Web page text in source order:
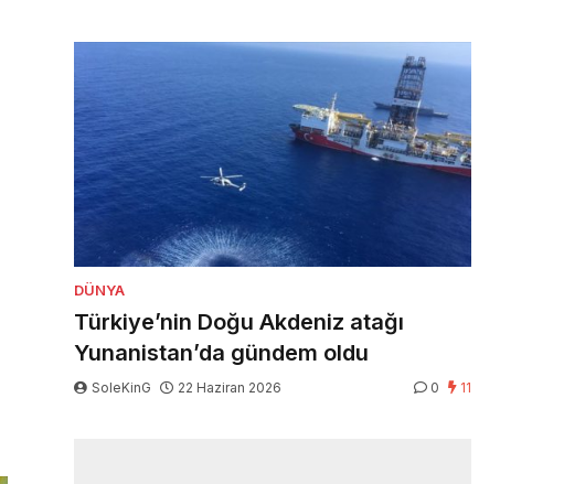
DÜNYA
Türkiye’nin Doğu Akdeniz atağı
Yunanistan’da gündem oldu
SoleKinG 22 Haziran 2026 0 11